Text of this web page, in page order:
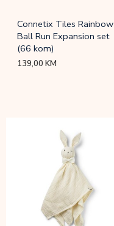
Connetix Tiles Rainbow
Ball Run Expansion set
(66 kom)
139,00KM